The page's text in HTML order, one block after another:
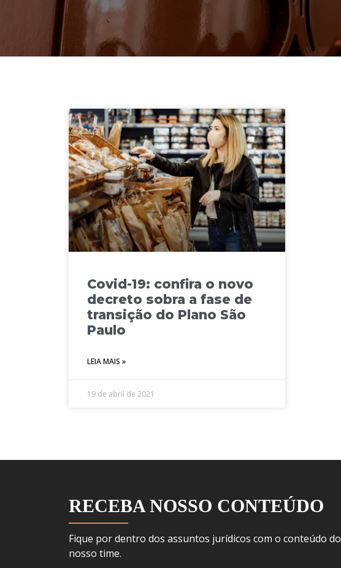
Covid-19: confira o novo
decreto sobra a fase de
transição do Plano São
Paulo
LEIA MAIS »
19 de abril de 2021
RECEBA NOSSO CONTEÚDO
Fique por dentro dos assuntos jurídicos com o conteúdo do
nosso time.